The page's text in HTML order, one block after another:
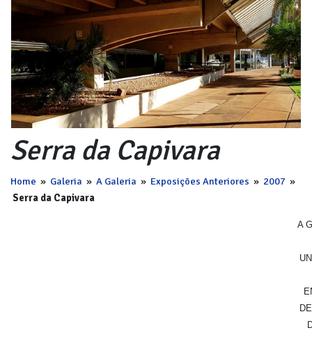
Serra da Capivara
Home » Galeria » A Galeria » Exposições Anteriores » 2007 »
Serra da Capivara
A